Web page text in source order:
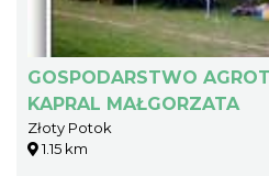
GOSPODARSTWO
KAPRAL MAŁGORZATA
Złoty Potok
1.15 km